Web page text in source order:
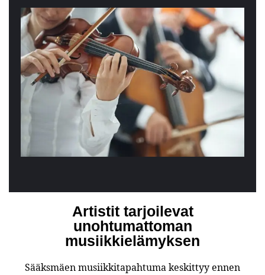
Artistit tarjoilevat
unohtumattoman
musiikkielämyksen
Sääksmäen musiikkitapahtuma keskittyy ennen